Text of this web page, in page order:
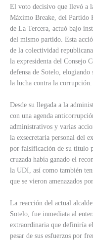
El voto decisivo que llevó a
Máximo Breake, del Partido
de La Tercera, actuó bajo
del mismo partido. Esta
de la colectividad
la expresidenta del Consejo
defensa de Sotelo,
la lucha contra la corrupción.
Desde su llegada a la
con una agenda
administrativos y varias
la exsecretaria personal del
por falsificación de su título
cruzada había ganado el
la UDI, así como también
que se vieron amenazados
La reacción del actual
Sotelo, fue inmediata al
extraordinaria que definiría
pesar de sus esfuerzos por